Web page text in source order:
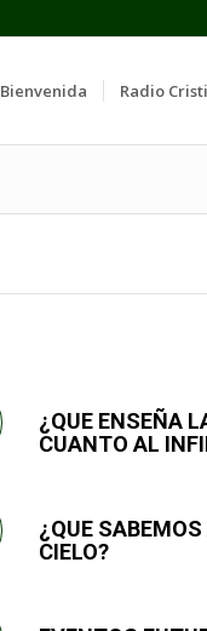
Bienvenida Radio
¿QUE ENSEÑA
CUANTO AL
¿QUE SABEMOS
CIELO?